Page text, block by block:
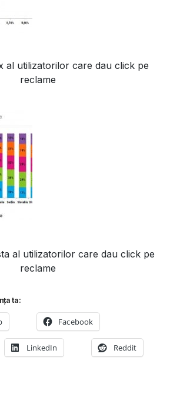
al utilizatorilor care dau click pe
reclame
al utilizatorilor care dau click pe
reclame
ta:
Facebook
LinkedIn Reddit